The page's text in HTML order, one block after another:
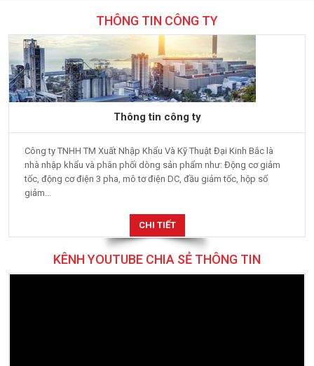
THÔNG TIN CÔNG TY
Thông tin công ty
Công ty TNHH TM Xuất Nhập Khẩu Và Kỹ Thuật Đại Kinh Bắc là
nhà nhập khẩu và phân phối dòng sản phẩm như: Động cơ giảm
tốc, động cơ điện 3 pha, mô tơ điện DC, đầu giảm tốc, hộp số
giảm...
CHI TIẾT
KÊNH YOUTUBE CHIA SẺ THÔNG TIN